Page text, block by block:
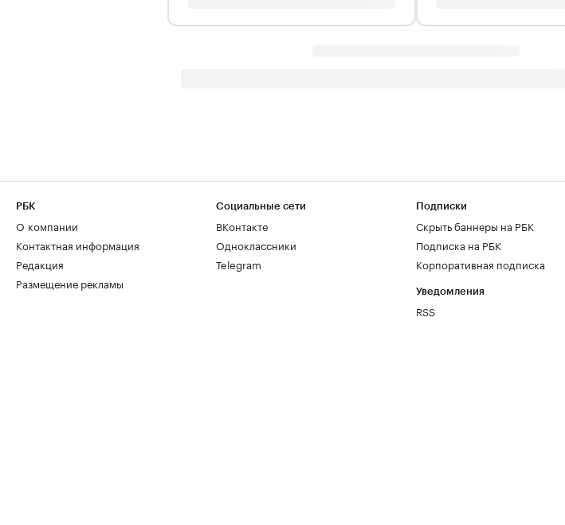
РБК
О компании
Контактная информация
Редакция
Размещение рекламы
Социальные сети
ВКонтакте
Одноклассники
Telegram
Подписки
Скрыть баннеры на РБК
Подписка на РБК
Корпоративная подписка
Уведомления
RSS